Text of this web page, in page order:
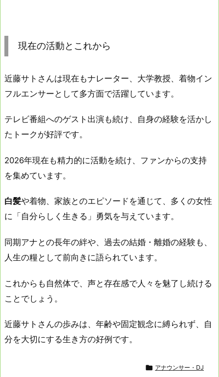
現在の活動とこれから
近藤サトさんは現在もナレーター、大学教授、着物イン
フルエンサーとして多方面で活躍しています。
テレビ番組へのゲスト出演も続け、自身の経験を活かし
たトークが好評です。
2026年現在も精力的に活動を続け、ファンからの支持
を集めています。
白髪や着物、家族とのエピソードを通じて、多くの女性
に「自分らしく生きる」勇気を与えています。
同期アナとの長年の絆や、過去の結婚・離婚の経験も、
人生の糧として前向きに語られています。
これからも自然体で、声と存在感で人々を魅了し続ける
ことでしょう。
近藤サトさんの歩みは、年齢や固定観念に縛られず、自
分を大切にする生き方の好例です。
 アナウンサー・DJ